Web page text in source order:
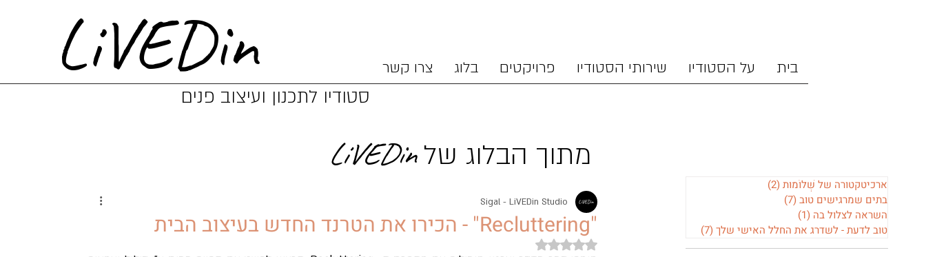
LiVEDin
סטודיו לתכנון ועיצוב פנים
בית על הסטודיו שירותי הסטודיו פרויקטים בלוג צרו קשר
מתוך הבלוג שלLiVEDin
"Recluttering" - הכירו את הטרנד החדש בעיצוב הבית
Sigal - LiVEDin Studio
דירוג של NaN מתוך 5 כוכבים
ארכיטקטורה של שְׁלוֹמוּת(2)
בתים שמרגישים טוב(7)
השראה לצלול בה (1)
טוב לדעת - לשדרג את החלל האישי שלך(7)